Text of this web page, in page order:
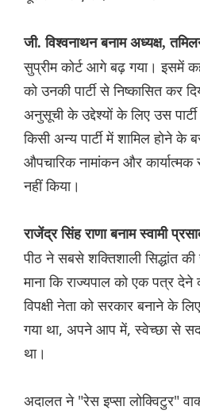
जी. विश्वनाथन बनाम अध्यक्ष,
सुप्रीम कोर्ट आगे बढ़ गया। इसमें
को उनकी पार्टी से निष्कासित कर
अनुसूची के उद्देश्यों के लिए उस
किसी अन्य पार्टी में शामिल होने के
औपचारिक नामांकन और
नहीं किया।
राजेंद्र सिंह राणा बनाम स्वामी
पीठ ने सबसे शक्तिशाली सिद्धांत
माना कि राज्यपाल को एक पत्र
विपक्षी नेता को सरकार बनाने के
गया था, अपने आप में, स्वेच्छा से
था।
अदालत ने "रेस इप्सा लोक्विटुर"